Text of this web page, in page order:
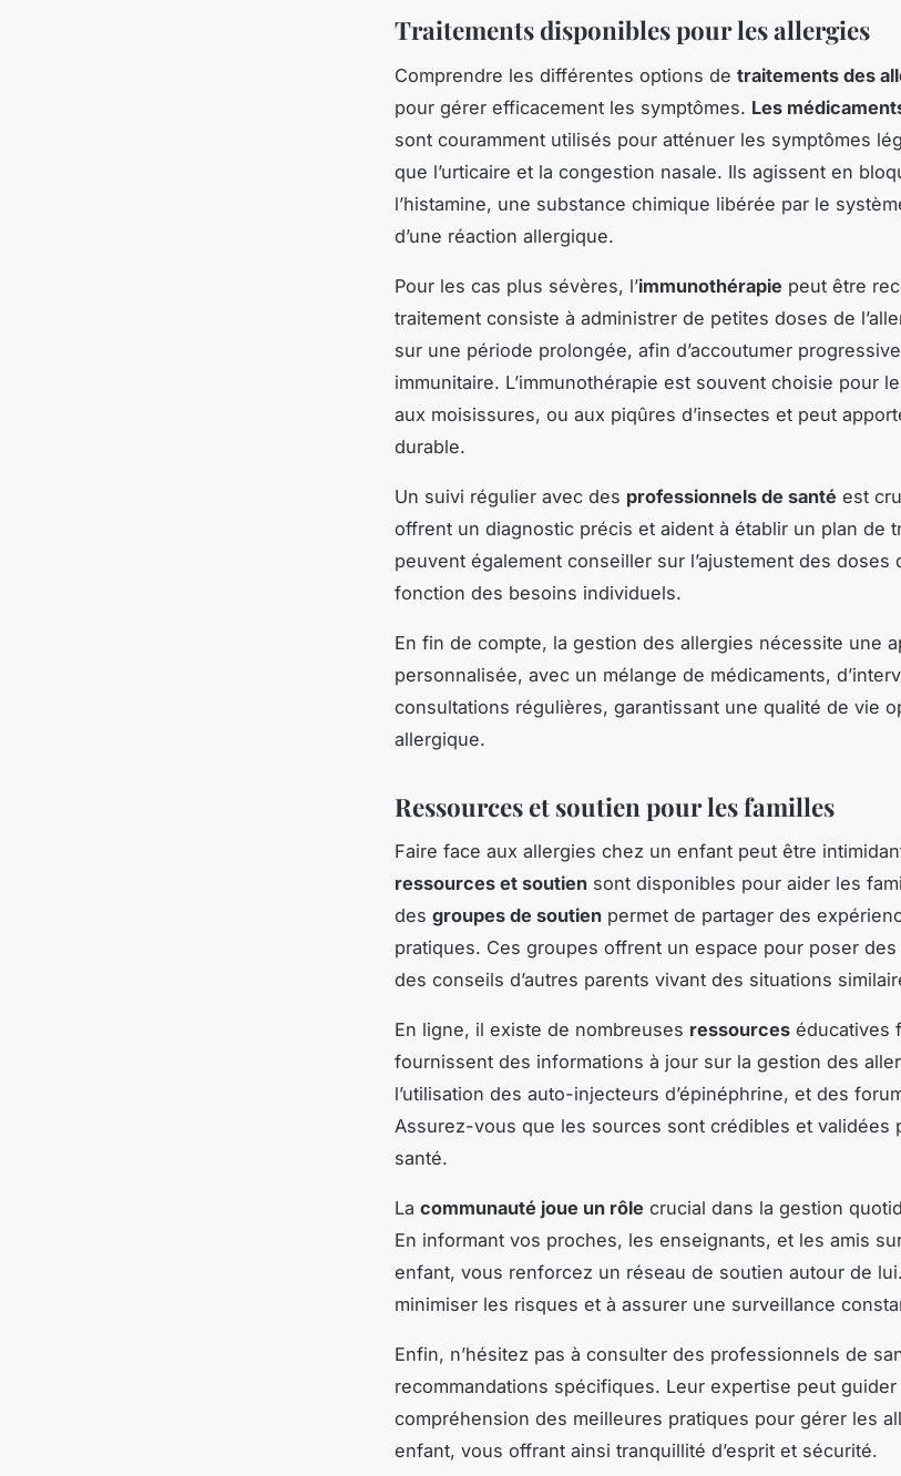
Traitements disponibles pour les allergies
Comprendre les différentes options de traitements des
pour gérer efficacement les symptômes. Les
sont couramment utilisés pour atténuer les symptômes
que l’urticaire et la congestion nasale. Ils agissent en
l’histamine, une substance chimique libérée par le
d’une réaction allergique.
Pour les cas plus sévères, l’immunothérapie peut être
traitement consiste à administrer de petites doses de
sur une période prolongée, afin d’accoutumer
immunitaire. L’immunothérapie est souvent choisie pour
aux moisissures, ou aux piqûres d’insectes et peut
durable.
Un suivi régulier avec des professionnels de santé est
offrent un diagnostic précis et aident à établir un plan de
peuvent également conseiller sur l’ajustement des doses
fonction des besoins individuels.
En fin de compte, la gestion des allergies nécessite une
personnalisée, avec un mélange de médicaments,
consultations régulières, garantissant une qualité de vie
allergique.
Ressources et soutien pour les familles
Faire face aux allergies chez un enfant peut être
ressources et soutien sont disponibles pour aider les
des groupes de soutien permet de partager des
pratiques. Ces groupes offrent un espace pour poser
des conseils d’autres parents vivant des situations
En ligne, il existe de nombreuses ressources éducatives
fournissent des informations à jour sur la gestion des
l’utilisation des auto-injecteurs d’épinéphrine, et des
Assurez-vous que les sources sont crédibles et validées
santé.
La communauté joue un rôle crucial dans la gestion
En informant vos proches, les enseignants, et les amis
enfant, vous renforcez un réseau de soutien autour de
minimiser les risques et à assurer une surveillance
Enfin, n’hésitez pas à consulter des professionnels de
recommandations spécifiques. Leur expertise peut
compréhension des meilleures pratiques pour gérer les
enfant, vous offrant ainsi tranquillité d’esprit et sécurité.